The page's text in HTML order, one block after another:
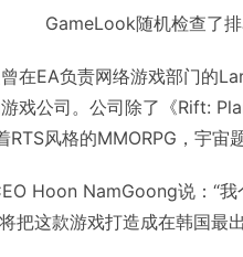
GameLook随机检查了
在EA负责网络游戏部门的
戏公司。公司除了《Rift:
RTS风格的MMORPG，宇宙
Hoon NamGoong说：“
把这款游戏打造成在韩国最